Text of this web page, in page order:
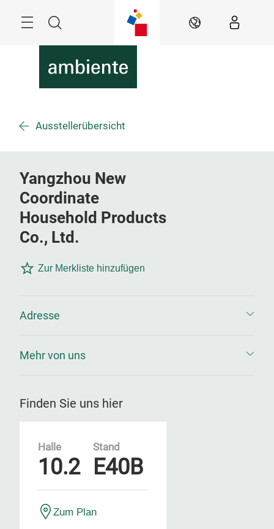
Suche DE
Ausstellerübersicht
Yangzhou New
Coordinate
Household Products
Co., Ltd.
Zur Merkliste hinzufügen
Adresse
Mehr von uns
Finden Sie uns hier
Halle
10.2
Stand
E40B
Zum Plan